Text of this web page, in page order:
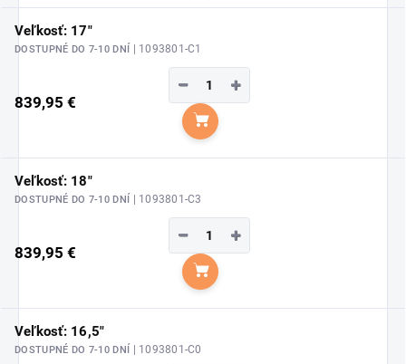
Veľkosť: 17"
DOSTUPNÉ DO 7-10 DNÍ | 1093801-C1
839,95 €
+
−
Do košíka
Veľkosť: 18"
DOSTUPNÉ DO 7-10 DNÍ | 1093801-C3
839,95 €
+
−
Do košíka
Veľkosť: 16,5"
DOSTUPNÉ DO 7-10 DNÍ | 1093801-C0